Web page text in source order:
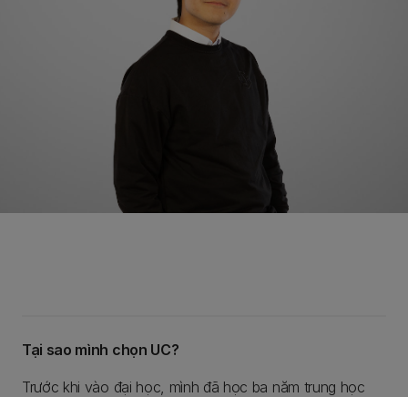
Tại sao mình chọn UC?
Trước khi vào đại học, mình đã học ba năm trung học